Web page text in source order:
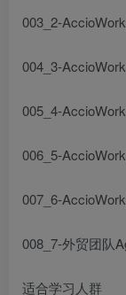
003_2-
004_3-
005_4-
006_5-
007_6-
008_7-外贸团队
适合学习人群